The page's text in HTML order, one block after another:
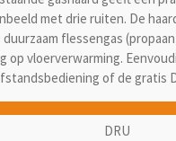
met drie ruiten. De
duurzaam flessengas
op vloerverwarming.
of de gratis
DRU